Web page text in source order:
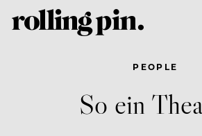
PEOPLE
So ein